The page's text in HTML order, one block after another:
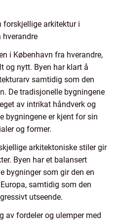
forskjellige arkitektur i
hverandre
i København fra hverandre,
og nytt. Byen har klart å
samtidig som den
De tradisjonelle bygningene
av intrikat håndverk og
bygningene er kjent for sin
og former.
arkitektoniske stiler gir
Byen har et balansert
bygninger som gir den en
samtidig som den
utseende.
av fordeler og ulemper med